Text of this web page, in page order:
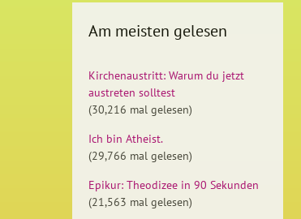
Am meisten gelesen
Kirchenaustritt: Warum du jetzt
austreten solltest
(30,216 mal gelesen)
Ich bin Atheist.
(29,766 mal gelesen)
Epikur: Theodizee in 90 Sekunden
(21,563 mal gelesen)